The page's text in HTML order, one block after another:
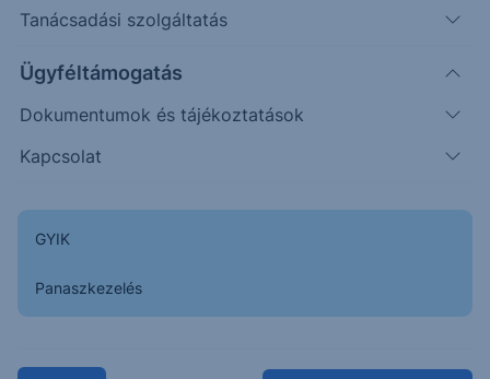
Tanácsadási szolgáltatás
Ügyféltámogatás
Dokumentumok és tájékoztatások
Kapcsolat
GYIK
Panaszkezelés
08:00
163.00
Napon belüli Historikus